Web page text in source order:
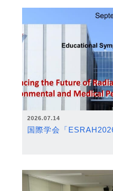
2026.07.14
国際学会「